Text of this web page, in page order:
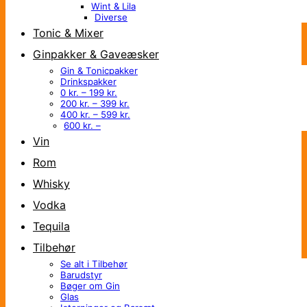
Wint & Lila
Diverse
Tonic & Mixer
Ginpakker & Gaveæsker
Gin & Tonicpakker
Drinkspakker
0 kr. – 199 kr.
200 kr. – 399 kr.
400 kr. – 599 kr.
600 kr. –
Vin
Rom
Whisky
Vodka
Tequila
Tilbehør
Se alt i Tilbehør
Barudstyr
Bøger om Gin
Glas